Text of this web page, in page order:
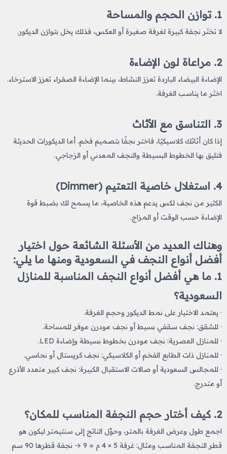
1. توازن الحجم والمساحة
لا تختَر نجفة كبيرة لغرفة صغيرة أو العكس، فذلك يخل بتوازن الديكور.
2. مراعاة لون الإضاءة
الإضاءة البيضاء الباردة تعزز النشاط، بينما الإضاءة الصفراء تعزز الاسترخاء.
اختَر ما يناسب الغرفة.
3. التناسق مع الأثاث
إذا كان أثاثك كلاسيكيًا، فاختر نجفًا بتصميم فخم. أما الديكورات الحديثة
فتليق بها الخطوط البسيطة والنجف المعدني أو الزجاجي.
4. استغلال خاصية التعتيم (Dimmer)
الكثير من نجف لكس يدعم هذه الخاصية، ما يسمح لك بضبط قوة
الإضاءة حسب الوقت أو المزاج.
وهناك العديد من الأسئلة الشائعة حول اختيار
أفضل أنواع النجف في السعودية ومنها ما يلي:
1. ما هي أفضل أنواع النجف المناسبة للمنازل
السعودية؟
· يعتمد الاختيار على نمط الديكور وحجم الغرفة.
· للشقق: نجف سقفي بسيط أو نجف مودرن موفر للمساحة.
· للمنازل العصرية: نجف مودرن بخطوط بسيطة وإضاءة LED.
· للمنازل ذات الطابع الفخم أو الكلاسيكي: نجف كريستال أو نحاسي.
· للمجالس السعودية أو صالات الاستقبال الكبيرة: نجف كبير متعدد الأذرع
أو متدرج.
2. كيف أختار حجم النجفة المناسب للمكان؟
اجمع طول وعرض الغرفة بالمتر، وحوِّل الناتج إلى سنتيمتر ليكون هو
قطر النجفة المناسب ومثال: غرفة 5 × 4 م = 9 → نجفة قطرها 90 سم